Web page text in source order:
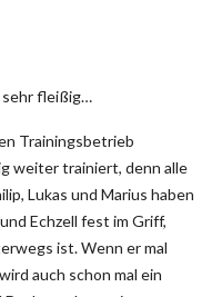
sehr fleißig…
Trainingsbetrieb
weiter trainiert, denn alle
Lukas und Marius haben
Echzell fest im Griff,
ist. Wenn er mal
auch schon mal ein